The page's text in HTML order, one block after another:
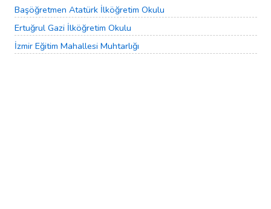
Başöğretmen Atatürk İlköğretim Okulu
Ertuğrul Gazi İlköğretim Okulu
İzmir Eğitim Mahallesi Muhtarlığı